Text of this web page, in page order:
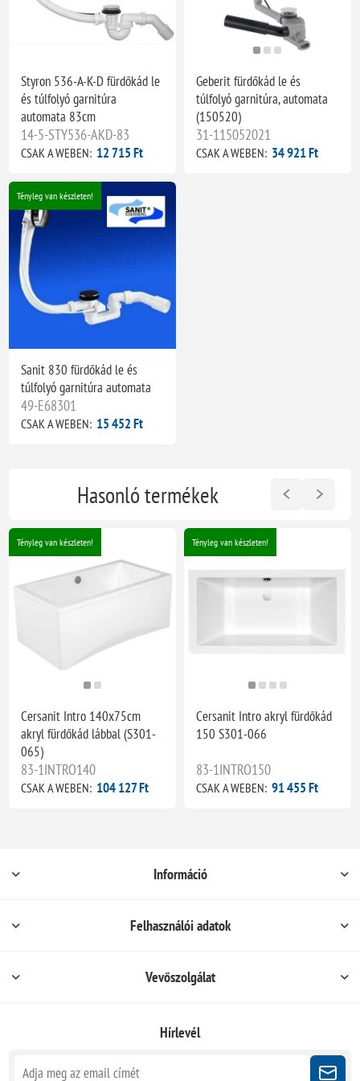
Styron 536-A-K-D fürdőkád le
és túlfolyó garnitúra
automata 83cm
14-5-STY536-AKD-83
CSAK A WEBEN: 12 715 Ft
Geberit fürdőkád le és
túlfolyó garnitúra, automata
(150520)
31-115052021
CSAK A WEBEN: 34 921 Ft
Tényleg van készleten!
Sanit 830 fürdőkád le és
túlfolyó garnitúra automata
49-E68301
CSAK A WEBEN: 15 452 Ft
Hasonló termékek
Tényleg van készleten!
Cersanit Intro 140x75cm
akryl fürdőkád lábbal (S301-
065)
83-1INTRO140
CSAK A WEBEN: 104 127 Ft
Tényleg van készleten!
Cersanit Intro akryl fürdőkád
150 S301-066
83-1INTRO150
CSAK A WEBEN: 91 455 Ft
Információ
Felhasználói adatok
Vevőszolgálat
Hírlevél